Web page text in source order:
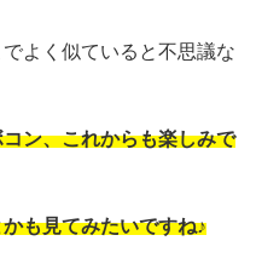
よく似ていると不思議な
ン、これからも楽しみで
も見てみたいですね♪